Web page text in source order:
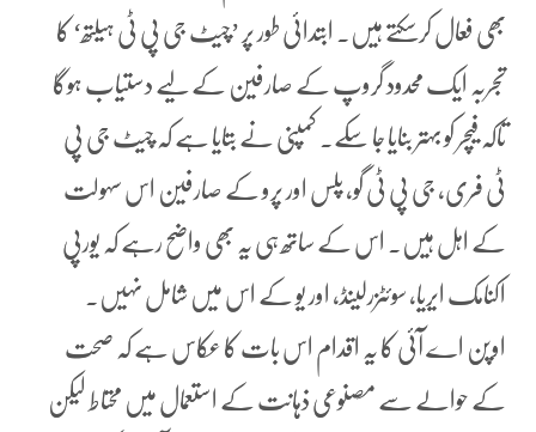
بھی فعال کرسکتے ہیں۔ ابتدائی طور پر ’چیٹ جی پی ٹی ہیلتھ‘ کا
تجربہ ایک محدود گروپ کے صارفین کے لیے دستیاب ہوگا
تاکہ فیچر کو بہتر بنایا جا سکے۔ کمپنی نے بتایا ہے کہ چیٹ جی پی
ٹی فری، جی پی ٹی گو، پلس اور پرو کے صارفین اس سہولت
کے اہل ہیں۔ اس کے ساتھ ہی یہ بھی واضح رہے کہ یورپی
اکنامک ایریا، سوئٹزرلینڈ، اور یو کے اس میں شامل نہیں۔
اوپن اے آئی کا یہ اقدام اس بات کا عکاس ہے کہ صحت
کے حوالے سے مصنوعی ذہانت کے استعمال میں محتاط لیکن